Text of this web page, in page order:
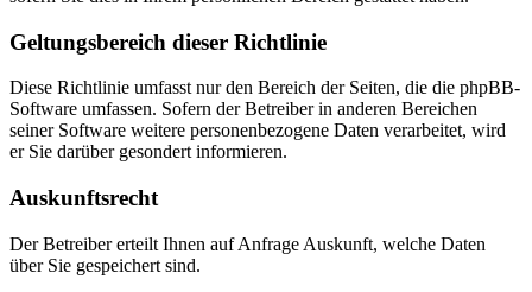
Geltungsbereich dieser Richtlinie
Diese Richtlinie umfasst nur den Bereich der Seiten, die die phpBB-
Software umfassen. Sofern der Betreiber in anderen Bereichen
seiner Software weitere personenbezogene Daten verarbeitet, wird
er Sie darüber gesondert informieren.
Auskunftsrecht
Der Betreiber erteilt Ihnen auf Anfrage Auskunft, welche Daten
über Sie gespeichert sind.